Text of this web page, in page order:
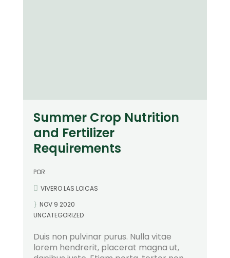
Summer Crop Nutrition
and Fertilizer
Requirements
POR
VIVERO LAS LOICAS
NOV 9 2020
UNCATEGORIZED
Duis non pulvinar purus. Nulla vitae
lorem hendrerit, placerat magna ut,